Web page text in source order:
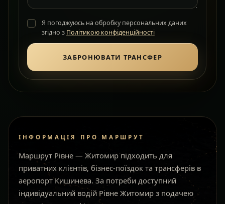
Я погоджуюсь на обробку персональних даних
згідно з Політикою конфіденційності
ЗАБРОНЮВАТИ ТРАНСФЕР
ІНФОРМАЦІЯ ПРО МАРШРУТ
Маршрут Рівне — Житомир підходить для
приватних клієнтів, бізнес-поїздок та трансферів в
аеропорт Кишинева. За потреби доступний
індивідуальний водій Рівне Житомир з подачею